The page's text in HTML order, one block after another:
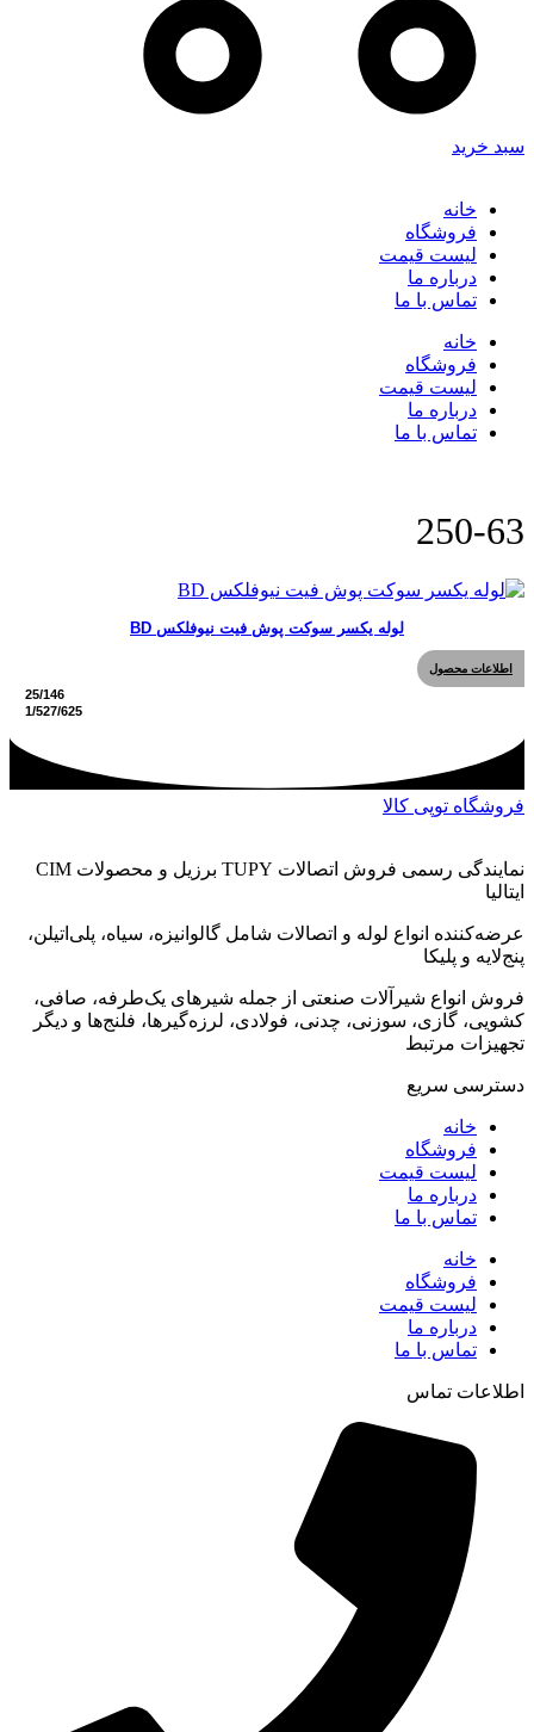
سبد خرید
خانه
فروشگاه
لیست قیمت
درباره ما
تماس با ما
خانه
فروشگاه
لیست قیمت
درباره ما
تماس با ما
250-63
لوله یکسر سوکت پوش فیت نیوفلکس BD
اطلاعات محصول
فروشگاه توپی کالا
نمایندگی رسمی فروش اتصالات TUPY برزیل و محصولات CIM
ایتالیا
عرضه‌کننده انواع لوله و اتصالات شامل گالوانیزه، سیاه، پلی‌اتیلن،
پنج‌لایه و پلیکا
فروش انواع شیرآلات صنعتی از جمله شیرهای یک‌طرفه، صافی،
کشویی، گازی، سوزنی، چدنی، فولادی، لرزه‌گیرها، فلنج‌ها و دیگر
تجهیزات مرتبط
دسترسی سریع
خانه
فروشگاه
لیست قیمت
درباره ما
تماس با ما
خانه
فروشگاه
لیست قیمت
درباره ما
تماس با ما
اطلاعات تماس